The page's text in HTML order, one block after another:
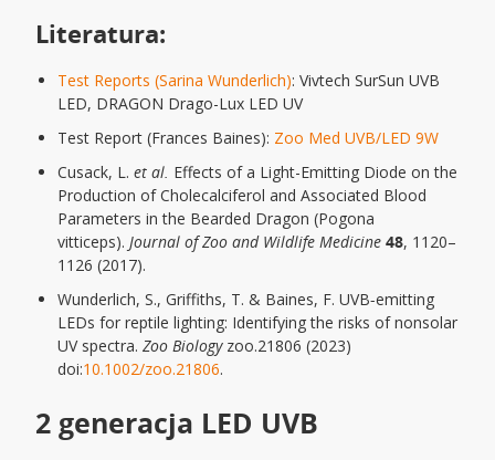
Literatura:
Test Reports (Sarina Wunderlich): Vivtech SurSun UVB
LED, DRAGON Drago-Lux LED UV
Test Report (Frances Baines): Zoo Med UVB/LED 9W
Cusack, L.et al. Effects of a Light-Emitting Diode on the
Production of Cholecalciferol and Associated Blood
Parameters in the Bearded Dragon (Pogona
vitticeps).Journal of Zoo and Wildlife Medicine 48, 1120–
1126 (2017).
Wunderlich, S., Griffiths, T. & Baines, F. UVB‐emitting
LEDs for reptile lighting: Identifying the risks of nonsolar
UV spectra.Zoo Biologyzoo.21806 (2023)
doi:10.1002/zoo.21806.
2 generacja LED UVB